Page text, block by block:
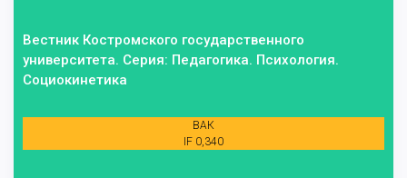
Вестник Костромского государственного
университета. Серия: Педагогика. Психология.
Социокинетика
ВАК
IF 0,340